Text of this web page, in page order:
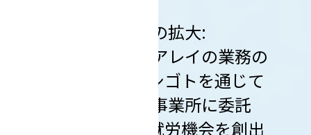
１）業務委託の拡大:
ティンパンアレイの業務の
一部をミンナのシゴトを通じて
全国の 就労支援事業所に委託
し、障がい者の就労機会を創出